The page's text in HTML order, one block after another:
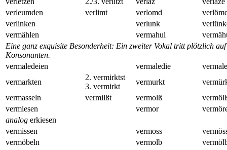
verleumden
verlimt verlomd
verlinken
verlunk
vermählen
vermahul
Eine ganz exquisite Besonderheit: Ein zweiter Vokal tritt plötzlich
Konsonanten.
vermaledeien
vermaledie
vermarkten
2. vermirktst
3. vermirkt
vermurkt
vermasseln
vermilßt vermolß
vermiesen
vermor
analog erkiesen
vermissen
vermoss
vermöbeln
vermolb